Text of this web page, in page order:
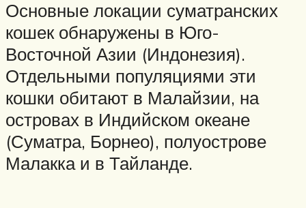
Основные локации суматранских
кошек обнаружены в Юго-
Восточной Азии (Индонезия).
Отдельными популяциями эти
кошки обитают в Малайзии, на
островах в Индийском океане
(Суматра, Борнео), полуострове
Малакка и в Тайланде.